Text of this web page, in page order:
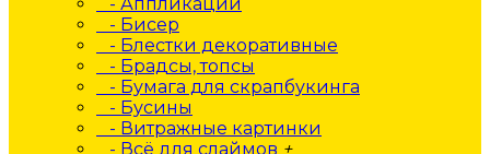
- Бисер
- Блестки декоративные
- Брадсы, топсы
- Бумага для скрапбукинга
- Бусины
- Витражные картинки
- Всё для слаймов +